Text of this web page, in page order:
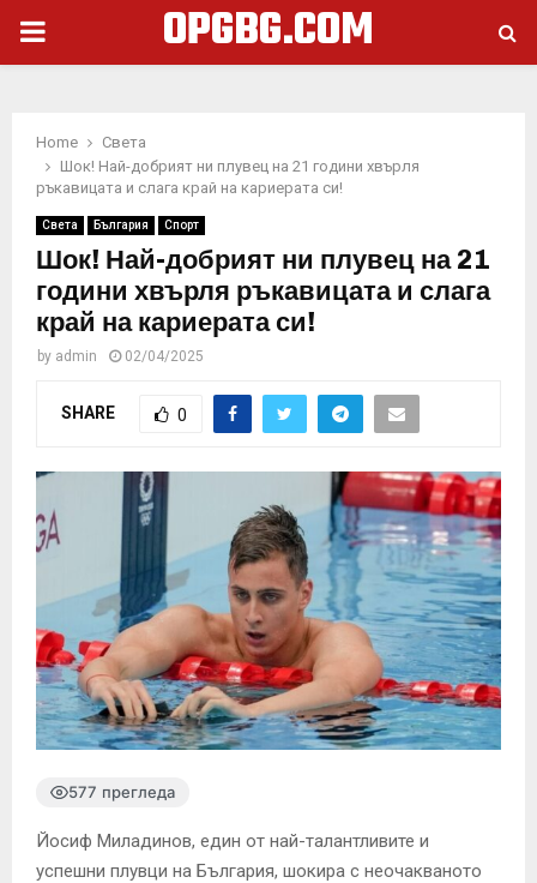
PRIMARY
OPGBG.COM
Home
Света
Шок! Най-добрият ни плувец на 21 години хвърля
ръкавицата и слага край на кариерата си!
Света България Спорт
Шок! Най-добрият ни плувец на 21
години хвърля ръкавицата и слага
край на кариерата си!
by admin 02/04/2025
SHARE 0
577 прегледа
Йосиф Миладинов, един от най-талантливите и
успешни плувци на България, шокира с неочакваното